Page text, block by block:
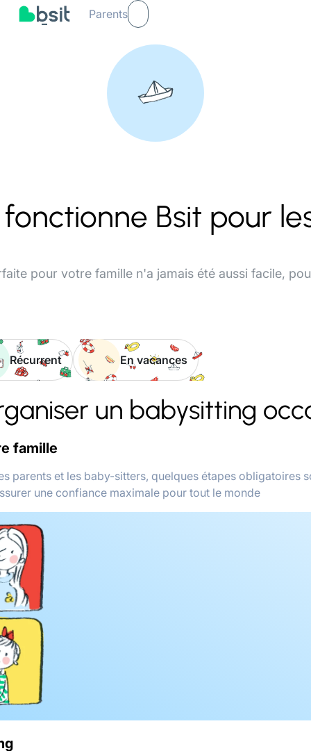
Parents
Bsit pour
pour votre famille n'a jamais été aussi facile,
Récurrent En vacances
un babysitting
famille
parents et les baby-sitters, quelques étapes obligatoires
une confiance maximale pour tout le monde